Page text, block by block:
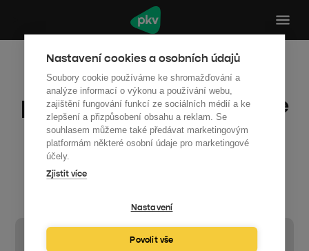
Nastavení cookies a osobních údajů
Soubory cookie používáme ke shromažďování a
analýze informací o výkonu a používání webu,
zajištění fungování funkcí ze sociálních médií a ke
zlepšení a přizpůsobení obsahu a reklam. Se
souhlasem můžeme také předávat marketingovým
platformám některé osobní údaje pro marketingové
účely.
Zjistit více
Nastavení
Povolit vše
Klíčové legislativní
povinnosti v energetice
měst a obcí 2026